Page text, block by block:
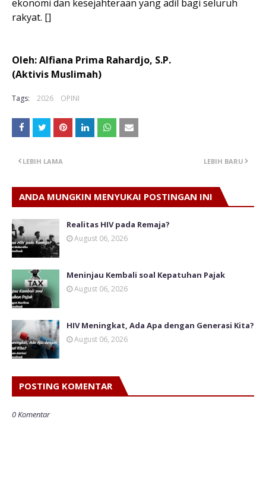
ekonomi dan kesejahteraan yang adil bagi seluruh
rakyat. []
Oleh: Alfiana Prima Rahardjo, S.P.
(Aktivis Muslimah)
Tags: 2026 OPINI
LEBIH BARU
LEBIH LAMA
ANDA MUNGKIN MENYUKAI POSTINGAN INI
Realitas HIV pada Remaja?
August 06, 2026
Meninjau Kembali soal Kepatuhan Pajak
August 06, 2026
HIV Meningkat, Ada Apa dengan Generasi Kita?
August 06, 2026
POSTING KOMENTAR
0 Komentar